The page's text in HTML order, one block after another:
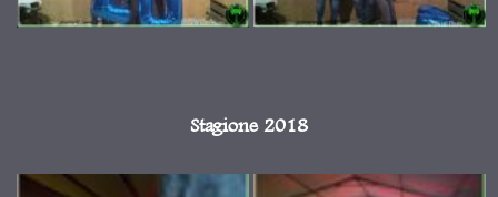
Stagione 2018